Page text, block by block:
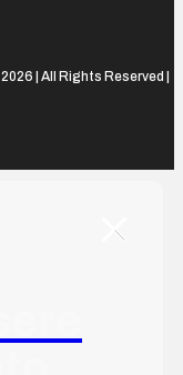
| All Rights Reserved |